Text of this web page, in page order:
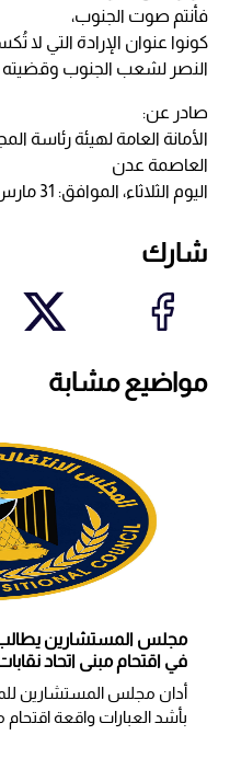
فأنتم صوت الجنوب،
كونوا عنوان الإرادة التي لا
النصر لشعب الجنوب وقضيته
صادر عن:
الأمانة العامة لهيئة رئاسة
العاصمة عدن
اليوم الثلاثاء، الموافق: 31 مارس 2026
شارك
مواضيع مشابة
مجلس المستشارين يطالب
في اقتحام مبنى اتحاد
أدان مجلس المستشارين
بأشد العبارات واقعة اقتحام